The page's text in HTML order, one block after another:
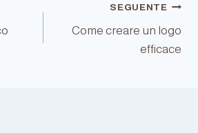
SEGUENTE
Come creare un logo
efficace